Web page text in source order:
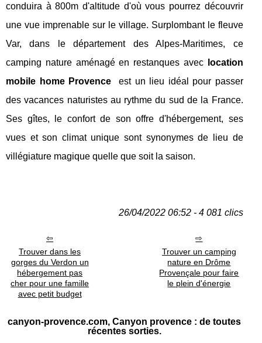
conduira à 800m d'altitude d'où vous pourrez découvrir
une vue imprenable sur le village. Surplombant le fleuve
Var, dans le département des Alpes-Maritimes, ce
camping nature aménagé en restanques avec
location
mobile home Provence est un lieu idéal pour passer
des vacances naturistes au rythme du sud de la France.
Ses gîtes, le confort de son offre d'hébergement, ses
vues et son climat unique sont synonymes de lieu de
villégiature magique quelle que soit la saison.
26/04/2022 06:52 - 4 081 clics
Trouver dans les
gorges du Verdon un
hébergement pas
cher pour une famille
avec petit budget
Trouver un camping
nature en Drôme
Provençale pour faire
le plein d'énergie
canyon-provence.com, Canyon provence : de toutes
récentes sorties.